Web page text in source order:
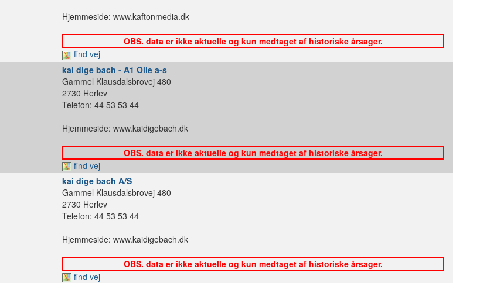
Hjemmeside: www.kaftonmedia.dk
OBS. data er ikke aktuelle og kun medtaget af historiske årsager.
find vej
kai dige bach - A1 Olie a-s
Gammel Klausdalsbrovej 480
2730 Herlev
Telefon: 44 53 53 44
Hjemmeside: www.kaidigebach.dk
OBS. data er ikke aktuelle og kun medtaget af historiske årsager.
find vej
kai dige bach A/S
Gammel Klausdalsbrovej 480
2730 Herlev
Telefon: 44 53 53 44
Hjemmeside: www.kaidigebach.dk
OBS. data er ikke aktuelle og kun medtaget af historiske årsager.
find vej